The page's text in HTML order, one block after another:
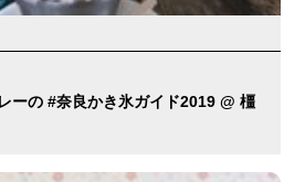
ーの #奈良かき氷ガイド2019 @ 橿